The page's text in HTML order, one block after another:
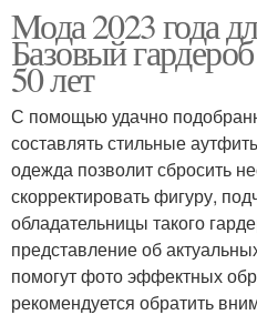
Mода 2023 года
Базовый
50 лет
С помощью удачно
составлять стильные
одежда позволит сбросить
скорректировать фигуру,
обладательницы такого
представление об
помогут фото эффектных
рекомендуется обратить